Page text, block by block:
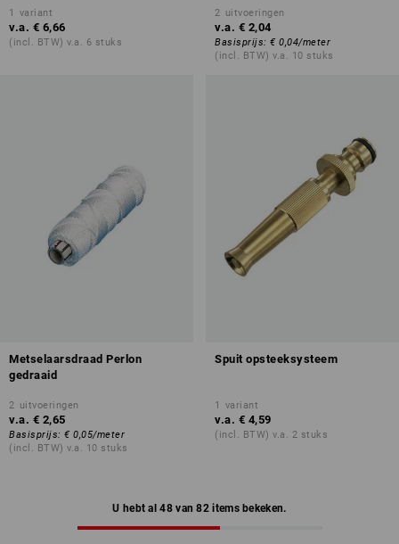
1 variant
v.a. € 6,66
(incl. BTW) v.a. 6 stuks
2 uitvoeringen
v.a. € 2,04
Basisprijs: € 0,04/meter
(incl. BTW) v.a. 10 stuks
Metselaarsdraad Perlon
gedraaid
2 uitvoeringen
v.a. € 2,65
Basisprijs: € 0,05/meter
(incl. BTW) v.a. 10 stuks
Spuit opsteeksysteem
1 variant
v.a. € 4,59
(incl. BTW) v.a. 2 stuks
U hebt al 48 van 82 items bekeken.